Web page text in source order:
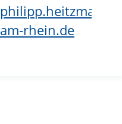
am-rhein.de